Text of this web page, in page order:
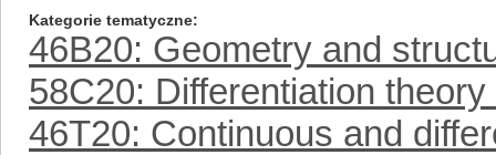
Kategorie tematyczne
46B20: Geometry and
58C20: Differentiation
46T20: Continuous and